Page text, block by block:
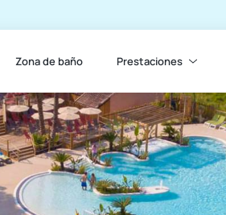
Zona de baño Prestaciones